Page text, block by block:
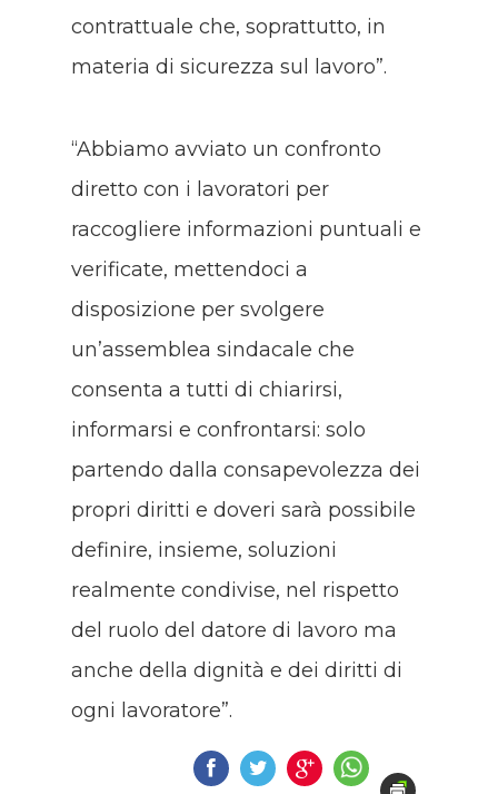
contrattuale che, soprattutto, in
materia di sicurezza sul lavoro”.
“Abbiamo avviato un confronto
diretto con i lavoratori per
raccogliere informazioni puntuali e
verificate, mettendoci a
disposizione per svolgere
un’assemblea sindacale che
consenta a tutti di chiarirsi,
informarsi e confrontarsi: solo
partendo dalla consapevolezza dei
propri diritti e doveri sarà possibile
definire, insieme, soluzioni
realmente condivise, nel rispetto
del ruolo del datore di lavoro ma
anche della dignità e dei diritti di
ogni lavoratore”.